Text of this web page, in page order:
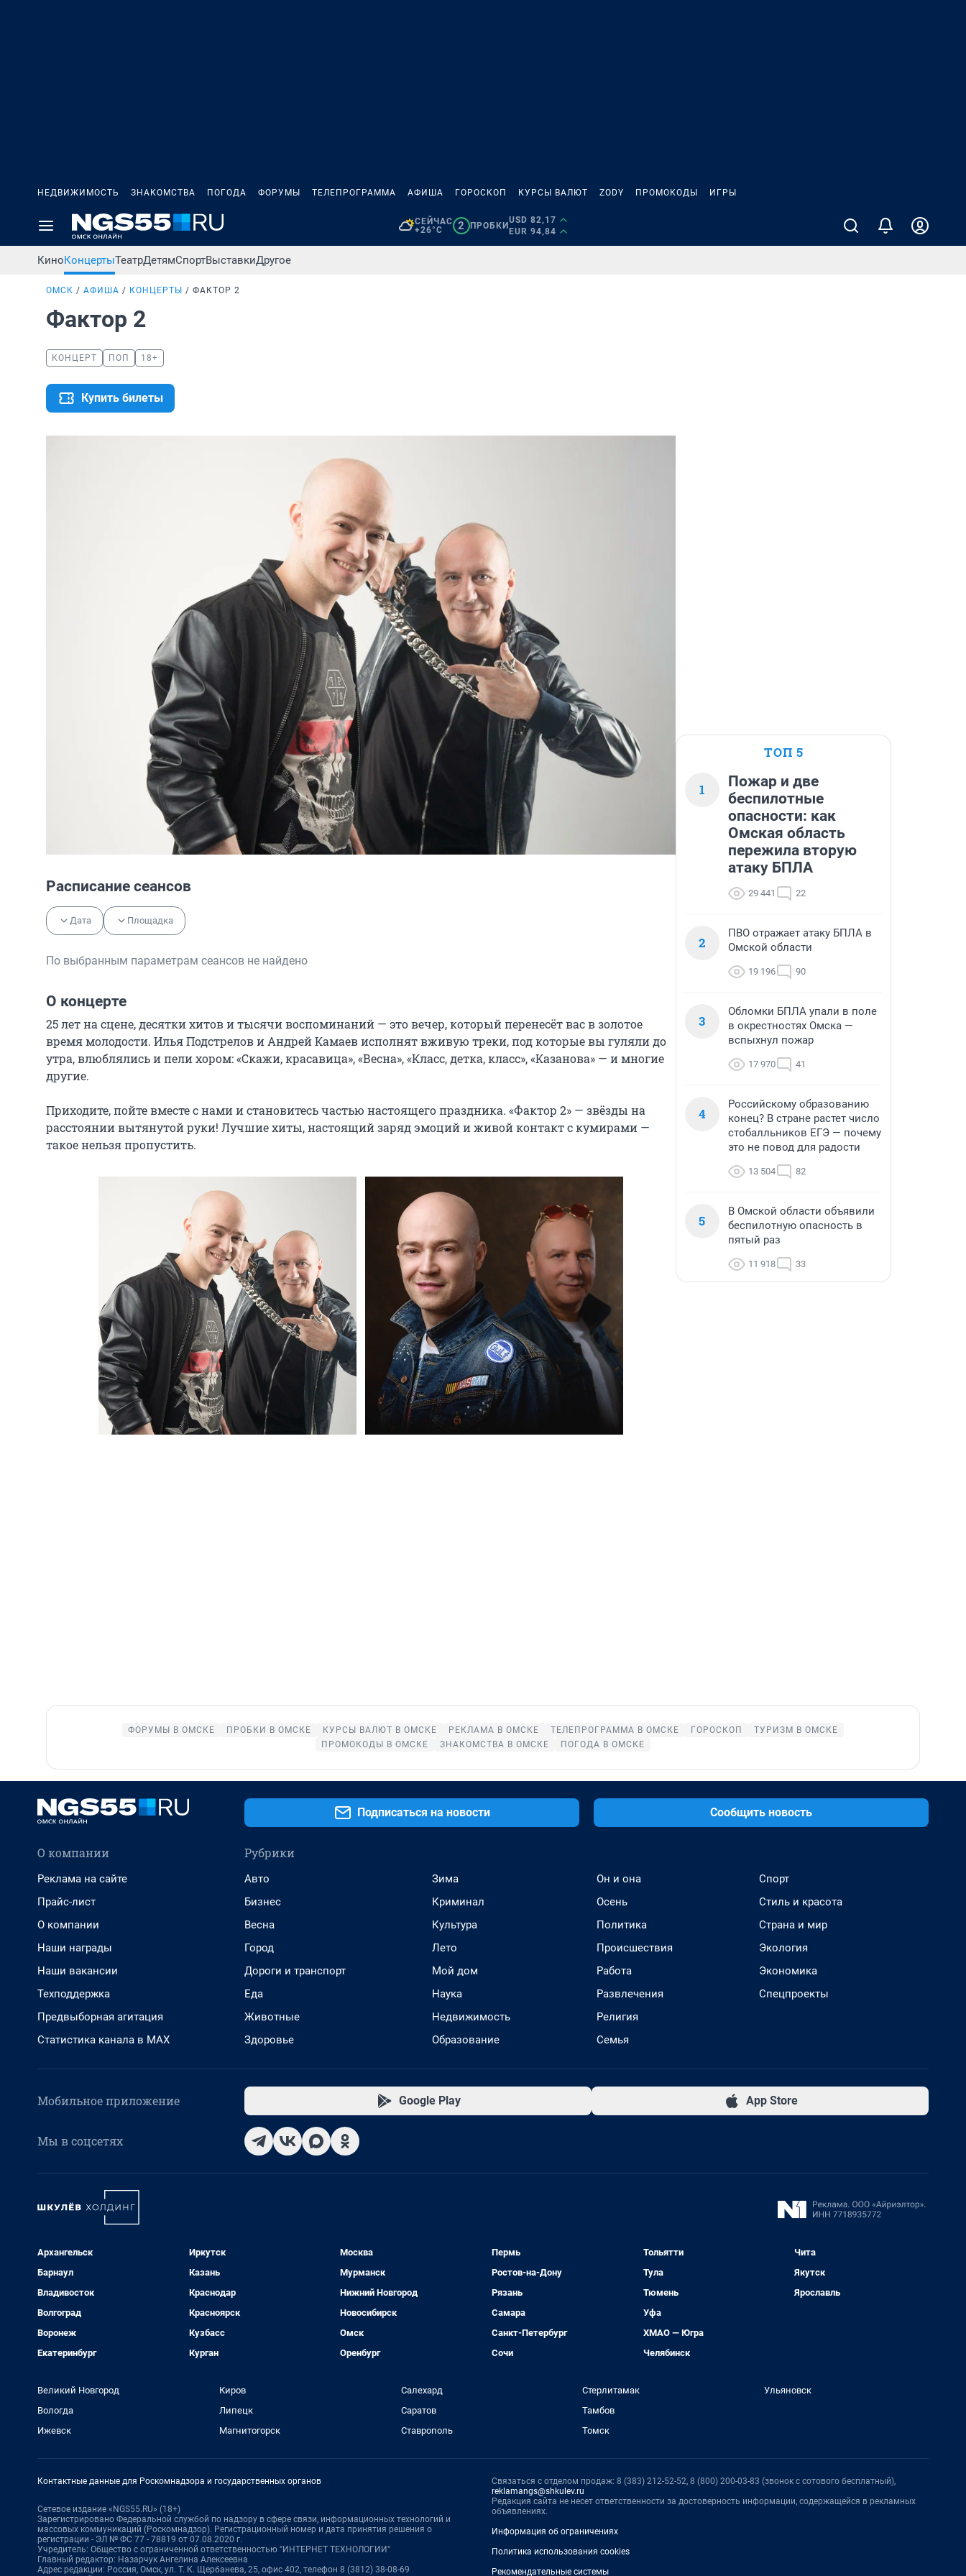
НЕДВИЖИМОСТЬ ЗНАКОМСТВА ПОГОДА ФОРУМЫ ТЕЛЕПРОГРАММА АФИША ГОРОСКОП КУРСЫ ВАЛЮТ ZODY ПРОМОКОДЫ ИГРЫ
СЕЙЧАС
+26°C
2 ПРОБКИ
USD 82,17
EUR 94,84
КиноКонцертыТеатрДетямСпортВыставкиДругое
ОМСК АФИША КОНЦЕРТЫ ФАКТОР 2
Фактор 2
КОНЦЕРТ ПОП 18+
Купить билеты
Расписание сеансов
Дата Площадка
По выбранным параметрам сеансов не найдено
О концерте
25 лет на сцене, десятки хитов и тысячи воспоминаний — это вечер, который перенесёт вас в золотое
время молодости. Илья Подстрелов и Андрей Камаев исполнят вживую треки, под которые вы гуляли до
утра, влюблялись и пели хором: «Скажи, красавица», «Весна», «Класс, детка, класс», «Казанова» — и многие
другие.
Приходите, пойте вместе с нами и становитесь частью настоящего праздника. «Фактор 2» — звёзды на
расстоянии вытянутой руки! Лучшие хиты, настоящий заряд эмоций и живой контакт с кумирами —
такое нельзя пропустить.
ТОП 5
1
Пожар и две
беспилотные
опасности: как
Омская область
пережила вторую
атаку БПЛА
29 441 22
2
ПВО отражает атаку БПЛА в
Омской области
19 196 90
3
Обломки БПЛА упали в поле
в окрестностях Омска —
вспыхнул пожар
17 970 41
4
Российскому образованию
конец? В стране растет число
стобалльников ЕГЭ — почему
это не повод для радости
13 504 82
5
В Омской области объявили
беспилотную опасность в
пятый раз
11 918 33
ФОРУМЫ В ОМСКЕ ПРОБКИ В ОМСКЕ КУРСЫ ВАЛЮТ В ОМСКЕ РЕКЛАМА В ОМСКЕ ТЕЛЕПРОГРАММА В ОМСКЕ ГОРОСКОП
ТУРИЗМ В ОМСКЕ
ПРОМОКОДЫ В ОМСКЕ
ЗНАКОМСТВА В ОМСКЕ ПОГОДА В ОМСКЕ
Подписаться на новости Сообщить новость
О компании
Реклама на сайте
Прайс-лист
О компании
Наши награды
Наши вакансии
Техподдержка
Предвыборная агитация
Статистика канала в MAX
Рубрики
Авто
Бизнес
Весна
Город
Дороги и транспорт
Еда
Животные
Здоровье
Зима
Криминал
Культура
Лето
Мой дом
Наука
Недвижимость
Образование
Он и она
Осень
Политика
Происшествия
Работа
Развлечения
Религия
Семья
Спорт
Стиль и красота
Страна и мир
Экология
Экономика
Спецпроекты
Мобильное приложение Google Play App Store
Мы в соцсетях
Архангельск
Барнаул
Владивосток
Волгоград
Воронеж
Екатеринбург
Иркутск
Казань
Краснодар
Красноярск
Кузбасс
Курган
Москва
Мурманск
Нижний Новгород
Новосибирск
Омск
Оренбург
Пермь
Ростов-на-Дону
Рязань
Самара
Санкт-Петербург
Сочи
Тольятти
Тула
Тюмень
Уфа
ХМАО — Югра
Челябинск
Чита
Якутск
Ярославль
Великий Новгород
Вологда
Ижевск
Киров
Липецк
Магнитогорск
Салехард
Саратов
Ставрополь
Стерлитамак
Тамбов
Томск
Ульяновск
Контактные данные для Роскомнадзора и государственных органов
Сетевое издание «NGS55.RU» (18+)
Зарегистрировано Федеральной службой по надзору в сфере связи, информационных технологий и
массовых коммуникаций (Роскомнадзор). Регистрационный номер и дата принятия решения о
регистрации - ЭЛ № ФС 77 - 78819 от 07.08.2020 г.
Учредитель: Общество с ограниченной ответственностью "ИНТЕРНЕТ ТЕХНОЛОГИИ"
Главный редактор: Назарчук Ангелина Алексеевна
Адрес редакции: Россия, Омск, ул. Т. К. Щербанева, 25, офис 402, телефон 8 (3812) 38-08-69
Связаться с отделом продаж: 8 (383) 212-52-52, 8 (800) 200-03-83 (звонок с сотового бесплатный),
reklamangs@shkulev.ru
Редакция сайта не несет ответственности за достоверность информации, содержащейся в рекламных
объявлениях.
Информация об ограничениях
Политика использования cookies
Рекомендательные системы